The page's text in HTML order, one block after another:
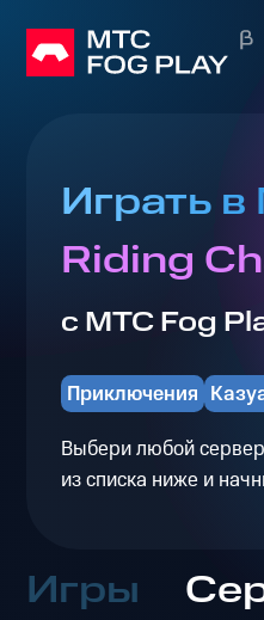
Играть
Riding
с МТС Fog
Приключения
Выбери любой
из списка ниже и
Игры